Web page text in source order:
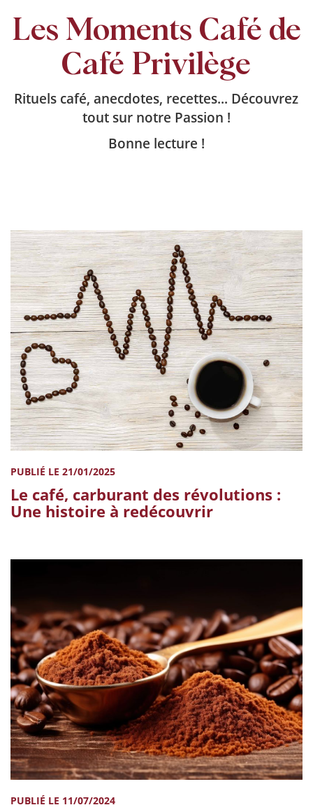
Les Moments Café de
Café Privilège
Rituels café, anecdotes, recettes... Découvrez
tout sur notre Passion !
Bonne lecture !
PUBLIÉ LE 21/01/2025
Le café, carburant des révolutions :
Une histoire à redécouvrir
PUBLIÉ LE 11/07/2024